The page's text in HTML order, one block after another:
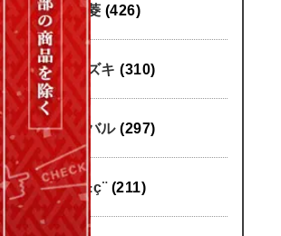
三菱 (426)
スズキ (310)
スバル (297)
æ±ç¨ (211)